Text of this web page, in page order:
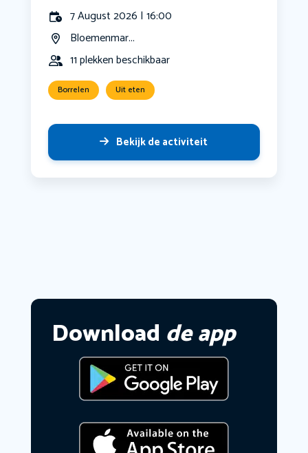
7 August 2026 | 16:00
Bloemenmar...
11 plekken beschikbaar
Borrelen Uit eten
Bekijk de activiteit
Download de app